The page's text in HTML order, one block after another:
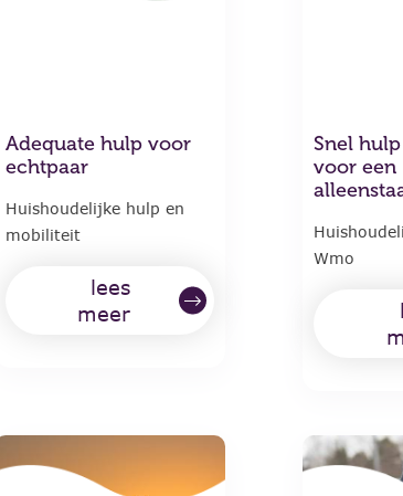
Adequate hulp voor
echtpaar
Huishoudelijke hulp en
mobiliteit
lees
meer
Snel
voor een
Wmo